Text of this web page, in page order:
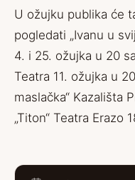
U ožujku publika će
pogledati „Ivanu u
4. i 25. ožujka u 20
Teatra 11. ožujka u
maslačka“ Kazališta
„Titon“ Teatra Erazo